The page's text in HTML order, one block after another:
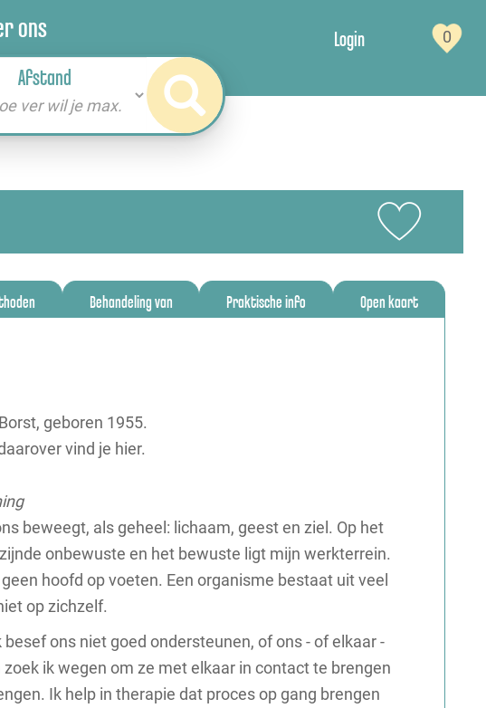
ons Login 0
Afstand
Behandeling van Praktische info Open kaart
geboren 1955.
vind je hier.
beweegt, als geheel: lichaam, geest en ziel. Op het
onbewuste en het bewuste ligt mijn werkterrein.
hoofd op voeten. Een organisme bestaat uit veel
op zichzelf.
ons niet goed ondersteunen, of ons - of elkaar -
zoek ik wegen om ze met elkaar in contact te brengen
Ik help in therapie dat proces op gang brengen